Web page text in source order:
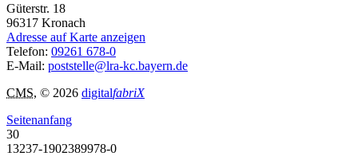
Güterstr. 18
96317 Kronach
Adresse auf Karte anzeigen
Telefon: 09261 678-0
E-Mail: poststelle@lra-kc.bayern.de
CMS, © 2026 digitalfabriX
Seitenanfang
30
13237-1902389978-0